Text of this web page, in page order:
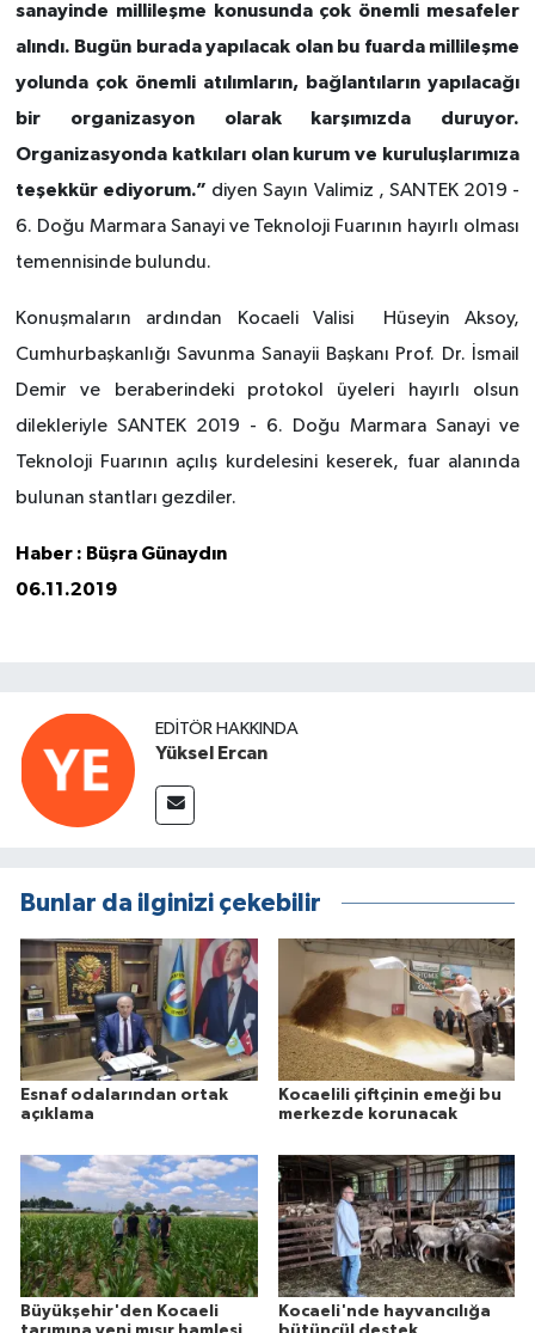
sanayinde millileşme konusunda çok önemli mesafeler
alındı. Bugün burada yapılacak olan bu fuarda millileşme
yolunda çok önemli atılımların, bağlantıların yapılacağı
bir organizasyon olarak karşımızda duruyor.
Organizasyonda katkıları olan kurum ve kuruluşlarımıza
teşekkür ediyorum.” diyen Sayın Valimiz , SANTEK 2019 -
6. Doğu Marmara Sanayi ve Teknoloji Fuarının hayırlı olması
temennisinde bulundu.
Konuşmaların ardından Kocaeli Valisi Hüseyin Aksoy,
Cumhurbaşkanlığı Savunma Sanayii Başkanı Prof. Dr. İsmail
Demir ve beraberindeki protokol üyeleri hayırlı olsun
dilekleriyle SANTEK 2019 - 6. Doğu Marmara Sanayi ve
Teknoloji Fuarının açılış kurdelesini keserek, fuar alanında
bulunan stantları gezdiler.
Haber : Büşra Günaydın
06.11.2019
EDITÖR HAKKINDA
Yüksel Ercan
Bunlar da ilginizi çekebilir
Esnaf odalarından ortak
açıklama
Kocaelili çiftçinin emeği bu
merkezde korunacak
Büyükşehir'den Kocaeli
Kocaeli'nde hayvancılığa